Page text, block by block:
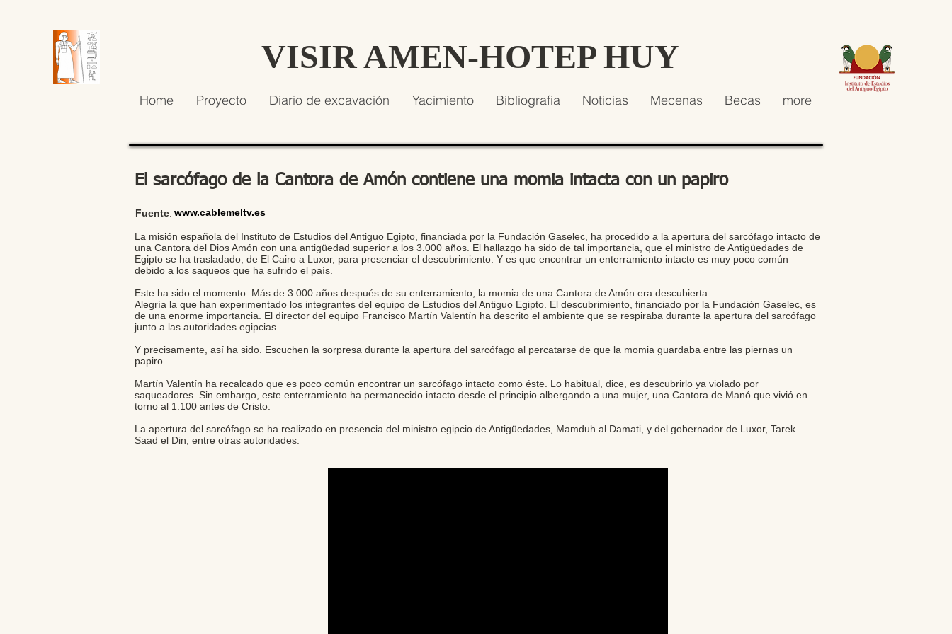
VISIR AMEN-HOTEP HUY
Home Proyecto Diario de excavación Yacimiento Bibliografia Noticias Mecenas Becas more
El sarcófago de la Cantora de Amón contiene una momia intacta con un papiro
Fuente: www.cablemeltv.es
La misión española del Instituto de Estudios del Antiguo Egipto, financiada por la Fundación Gaselec, ha procedido a la apertura del sarcófago intacto de
una Cantora del Dios Amón con una antigüedad superior a los 3.000 años. El hallazgo ha sido de tal importancia, que el ministro de Antigüedades de
Egipto se ha trasladado, de El Cairo a Luxor, para presenciar el descubrimiento. Y es que encontrar un enterramiento intacto es muy poco común
debido a los saqueos que ha sufrido el país.
Este ha sido el momento. Más de 3.000 años después de su enterramiento, la momia de una Cantora de Amón era descubierta.
Alegría la que han experimentado los integrantes del equipo de Estudios del Antiguo Egipto. El descubrimiento, financiado por la Fundación Gaselec, es
de una enorme importancia. El director del equipo Francisco Martín Valentín ha descrito el ambiente que se respiraba durante la apertura del sarcófago
junto a las autoridades egipcias.
Y precisamente, así ha sido. Escuchen la sorpresa durante la apertura del sarcófago al percatarse de que la momia guardaba entre las piernas un
papiro.
Martín Valentín ha recalcado que es poco común encontrar un sarcófago intacto como éste. Lo habitual, dice, es descubrirlo ya violado por
saqueadores. Sin embargo, este enterramiento ha permanecido intacto desde el principio albergando a una mujer, una Cantora de Manó que vivió en
torno al 1.100 antes de Cristo.
La apertura del sarcófago se ha realizado en presencia del ministro egipcio de Antigüedades, Mamduh al Damati, y del gobernador de Luxor, Tarek
Saad el Din, entre otras autoridades.